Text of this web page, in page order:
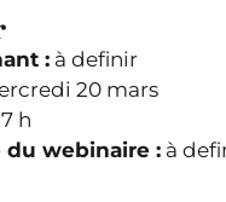
:à definir
20 mars
h
du webinaire :à